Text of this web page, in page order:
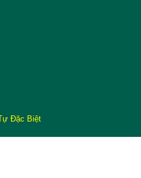
Đặc Biệt